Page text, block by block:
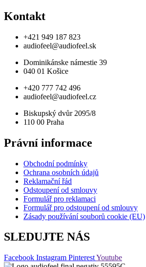
Kontakt
+421 949 187 823
audiofeel@audiofeel.sk
Dominikánske námestie 39
040 01 Košice
+420 777 742 496
audiofeel@audiofeel.cz
Biskupský dvůr 2095/8
110 00 Praha
Právní informace
Obchodní podmínky
Ochrana osobních údajů
Reklamační řád
Odstoupení od smlouvy
Formulář pro reklamaci
Formulář pro odstoupení od smlouvy
Zásady používání souborů cookie (EU)
SLEDUJTE NÁS
Facebook Instagram PinterestYoutube